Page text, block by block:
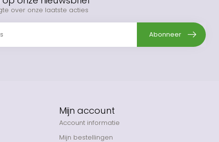
over onze laatste acties
Abonneer
Mijn account
Account informatie
Mijn bestellingen